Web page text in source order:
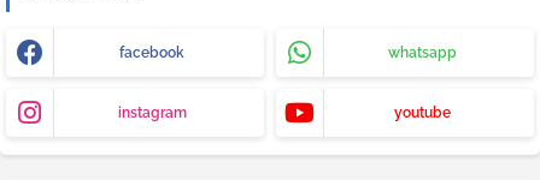
facebook whatsapp
instagram youtube